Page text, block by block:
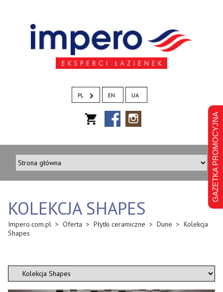
PL EN UA
KOLEKCJA SHAPES
Impero.com.pl > Oferta > Płytki ceramiczne > Dune > Kolekcja
Shapes
GAZETKA PROMOCYJNA